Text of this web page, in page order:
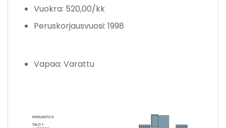
Vuokra: 520,00/kk
Peruskorjausvuosi: 1998
Vapaa: Varattu